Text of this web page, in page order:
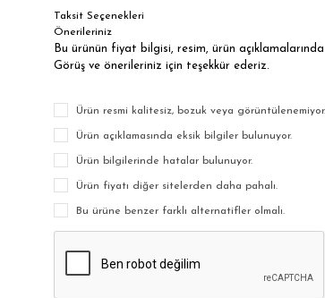
Taksit Seçenekleri
Önerileriniz
Bu ürünün fiyat bilgisi, resim, ürün
Görüş ve önerileriniz için teşekkür ederiz.
Ürün resmi kalitesiz, bozuk veya görüntülenemiyor.
Ürün açıklamasında eksik bilgiler bulunuyor.
Ürün bilgilerinde hatalar bulunuyor.
Ürün fiyatı diğer sitelerden daha pahalı.
Bu ürüne benzer farklı alternatifler olmalı.